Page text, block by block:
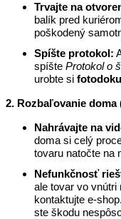
Trvajte na
balík pred
poškodený
Spíšte protokol:
spíšte Protokol o
urobte si
2. Rozbaľovanie doma
Nahrávajte na
doma si celý
tovaru natočte na
Nefunkčnosť
ale tovar vo vnútri
kontaktujte e-
ste škodu